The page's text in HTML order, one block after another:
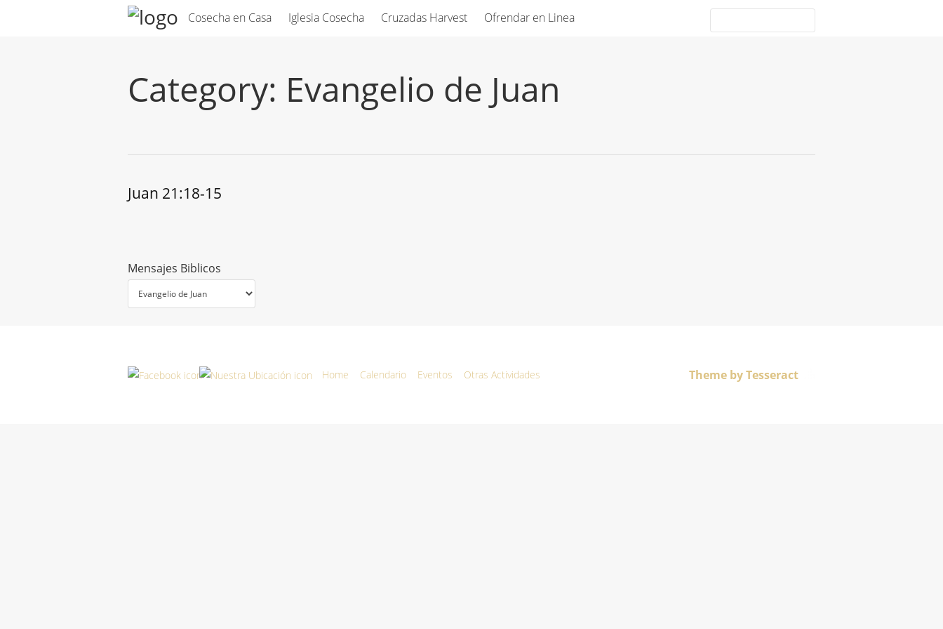
Cosecha en Casa Iglesia Cosecha Cruzadas Harvest Ofrendar en Linea
Category: Evangelio de Juan
Juan 21:18-15
Mensajes Biblicos
Home Calendario Eventos Otras Actividades Theme by Tesseract